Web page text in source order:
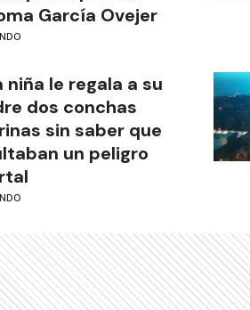
García Ovejer
niña le regala a su
dos conchas
sin saber que
un peligro